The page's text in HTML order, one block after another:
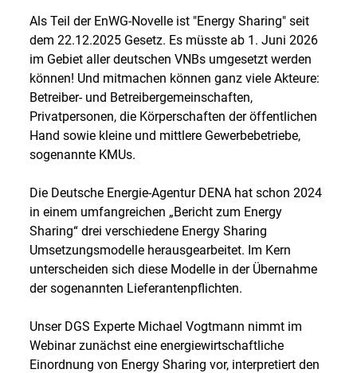
Als Teil der EnWG-Novelle ist "Energy Sharing" seit
dem 22.12.2025 Gesetz. Es müsste ab 1. Juni 2026
im Gebiet aller deutschen VNBs umgesetzt werden
können! Und mitmachen können ganz viele Akteure:
Betreiber- und Betreibergemeinschaften,
Privatpersonen, die Körperschaften der öffentlichen
Hand sowie kleine und mittlere Gewerbebetriebe,
sogenannte KMUs.
Die Deutsche Energie-Agentur DENA hat schon 2024
in einem umfangreichen „Bericht zum Energy
Sharing“ drei verschiedene Energy Sharing
Umsetzungsmodelle herausgearbeitet. Im Kern
unterscheiden sich diese Modelle in der Übernahme
der sogenannten Lieferantenpflichten.
Unser DGS Experte Michael Vogtmann nimmt im
Webinar zunächst eine energiewirtschaftliche
Einordnung von Energy Sharing vor, interpretiert den